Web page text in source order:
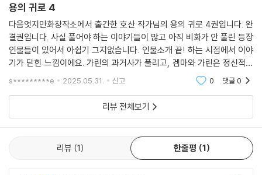
용의 귀로 4
다음엇지만화창작소에서 출간한 호산 작가님의 용의 귀로 4권입니다. 완
결권입니다. 사실 풀어야 하는 이야기들이 많고 아직 비화가 안 풀린 등장
인물들이 있어서 아쉽기 그지없습니다. 인물소개 끝! 하는 시점에서 이야
기가 닫힌 느낌이에요. 가린의 과거사가 풀리고, 겜마와 가린은 정신적으
로 조금 성장하고, 조금 더 나아갑니다. 독자가 모르는 곳에서 둘이 또다른
s*********e 2025.05.31. 신고 0 댓글0
리뷰 전체보기
리뷰 1 한줄평 1